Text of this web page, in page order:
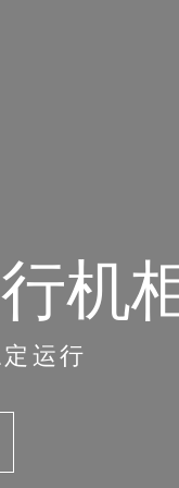
机
运行